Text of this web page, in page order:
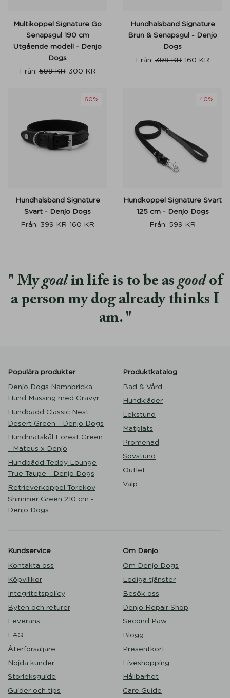
Multikoppel Signature Go
Senapsgul 190 cm
Utgående modell - Denjo
Dogs
Från:599KR 300 KR
Hundhalsband Signature
Brun & Senapsgul - Denjo
Dogs
Från: 399KR 160 KR
Hundhalsband Signature
Svart - Denjo Dogs
Från: 399KR 160 KR
60%
Hundkoppel Signature Svart
125 cm - Denjo Dogs
Från: 599 KR
40%
Mygoalin life is to be as goodof
a person my dog already thinks I
am.
Populära produkter
Denjo Dogs Namnbricka
Hund Mässing med Gravyr
Hundbädd Classic Nest
Desert Green - Denjo Dogs
Hundmatskål Forest Green
- Mateus x Denjo
Hundbädd Teddy Lounge
True Taupe - Denjo Dogs
Retrieverkoppel Torekov
Shimmer Green 210 cm -
Denjo Dogs
Produktkatalog
Bad & Vård
Hundkläder
Lekstund
Matplats
Promenad
Sovstund
Outlet
Valp
Kundservice
Kontakta oss
Köpvillkor
Integritetspolicy
Byten och returer
Leverans
FAQ
Återförsäljare
Nöjda kunder
Storleksguide
Guider och tips
Om Denjo
Om Denjo Dogs
Lediga tjänster
Besök oss
Denjo Repair Shop
Second Paw
Blogg
Presentkort
Liveshopping
Hållbarhet
Care Guide